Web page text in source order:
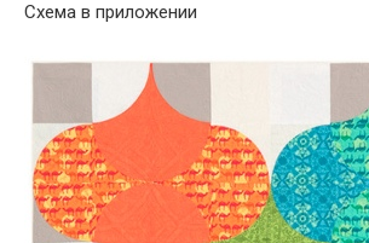
Схема в приложении